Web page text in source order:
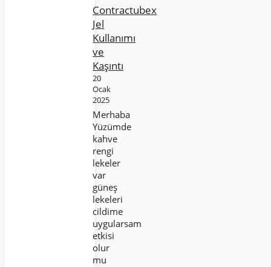
Contractubex
Jel
Kullanımı
ve
Kaşıntı
20
Ocak
2025
Merhaba
Yüzümde
kahve
rengi
lekeler
var
güneş
lekeleri
cildime
uygularsam
etkisi
olur
mu